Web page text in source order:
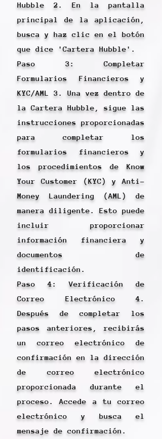
Hubble 2. En la pantalla
principal de la aplicación,
busca y haz clic en el botón
que dice 'Cartera Hubble'.
Paso 3: Completar
Formularios Financieros y
KYC/AML 3. Una vez dentro de
la Cartera Hubble, sigue las
instrucciones proporcionadas
para completar los
formularios financieros y
los procedimientos de Know
Your Customer (KYC) y Anti-
Money Laundering (AML) de
manera diligente. Esto puede
incluir proporcionar
información financiera y
documentos de
identificación.
Paso 4: Verificación de
Correo Electrónico 4.
Después de completar los
pasos anteriores, recibirás
un correo electrónico de
confirmación en la dirección
de correo electrónico
proporcionada durante el
proceso. Accede a tu correo
electrónico y busca el
mensaje de confirmación.